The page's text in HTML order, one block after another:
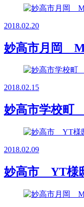
2018.02.20
妙高市月岡
2018.02.15
妙高市学校町
2018.02.09
妙高市 YT様